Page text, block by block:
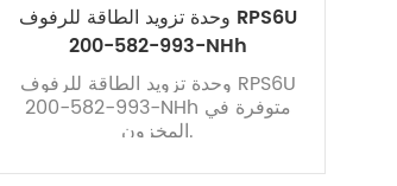
وحدة تزويد الطاقة للرفوف RPS6U
200-582-993-NHh
وحدة تزويد الطاقة للرفوف RPS6U
200-582-993-NHh متوفرة في
المخزون.